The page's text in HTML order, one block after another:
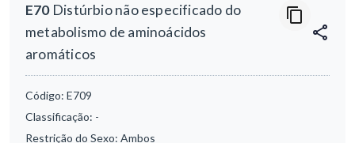
E70Distúrbio não especificado do
metabolismo de aminoácidos
aromáticos
Código: E709
Classificação: -
Restrição do Sexo: Ambos